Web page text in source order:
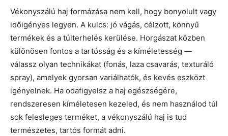
Vékonyszálú haj formázása nem kell, hogy bonyolult vagy
időigényes legyen. A kulcs: jó vágás, célzott, könnyű
termékek és a túlterhelés kerülése. Horgászat közben
különösen fontos a tartósság és a kíméletesség —
válassz olyan technikákat (fonás, laza csavarás, texturáló
spray), amelyek gyorsan variálhatók, és kevés eszközt
igényelnek. Ha odafigyelsz a haj egészségére,
rendszeresen kíméletesen kezeled, és nem használod túl
sok felesleges terméket, a vékonyszálú haj is tud
természetes, tartós formát adni.